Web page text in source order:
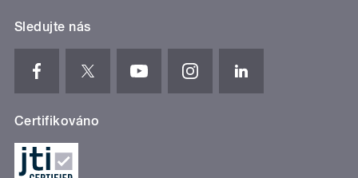
Sledujte nás
Certifikováno